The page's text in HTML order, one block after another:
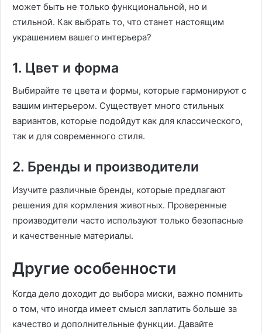
может быть не только функциональной, но и
стильной. Как выбрать то, что станет настоящим
украшением вашего интерьера?
1. Цвет и форма
Выбирайте те цвета и формы, которые гармонируют с
вашим интерьером. Существует много стильных
вариантов, которые подойдут как для классического,
так и для современного стиля.
2. Бренды и производители
Изучите различные бренды, которые предлагают
решения для кормления животных. Проверенные
производители часто используют только безопасные
и качественные материалы.
Другие особенности
Когда дело доходит до выбора миски, важно помнить
о том, что иногда имеет смысл заплатить больше за
качество и дополнительные функции. Давайте